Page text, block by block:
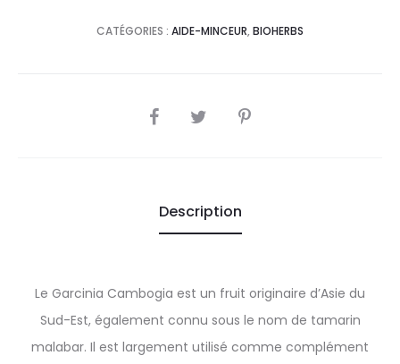
CATÉGORIES : AIDE-MINCEUR, BIOHERBS
SHARE
Description
Le Garcinia Cambogia est un fruit originaire d’Asie du
Sud-Est, également connu sous le nom de tamarin
malabar. Il est largement utilisé comme complément